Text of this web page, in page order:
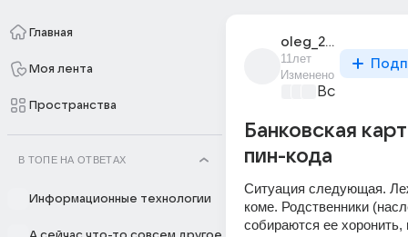
Главная
Моя лента
Пространства
В ТОПЕ НА ОТВЕТАХ
Информационные технологии
oleg_23677
11лет
Изменено
Все про
Банковская
пин-кода
Ситуация следующая.
коме. Родственники
собираются ее